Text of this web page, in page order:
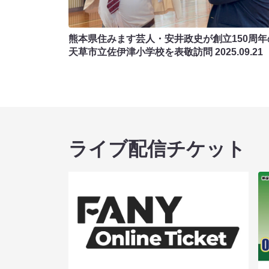
熊本県住みます芸人・安井政史が創立150周年
天草市立佐伊津小学校を表敬訪問 2025.09.21
ライブ配信チケット